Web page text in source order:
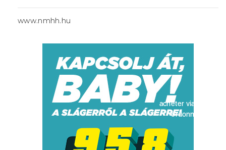
www.nmhh.hu
acheter viagra sans
ordonnance